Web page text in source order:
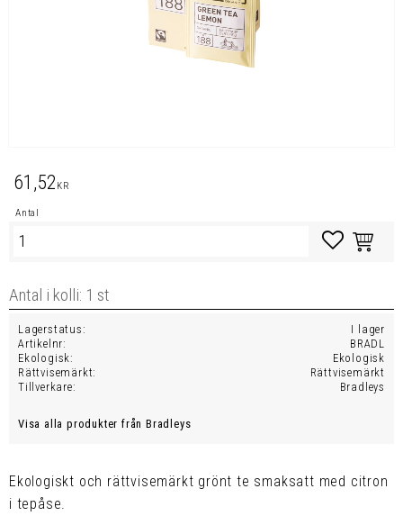
61,52 KR
Antal
Lagerstatus
I lager
Artikelnr
BRADL
Ekologisk
Ekologisk
Rättvisemärkt
Rättvisemärkt
Tillverkare
Bradleys
Visa alla produkter från Bradleys
Ekologiskt och rättvisemärkt grönt te smaksatt med citron
i tepåse.